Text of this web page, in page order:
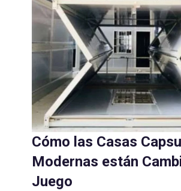
Cómo las Casas
Modernas están
Juego